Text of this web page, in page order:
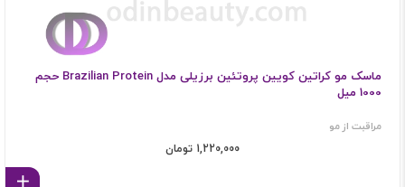
ماسک مو کراتین کویین پروتئین برزیلی مدل Brazilian Protein حجم
1000 میل
مراقبت از مو
1,220,000 تومان